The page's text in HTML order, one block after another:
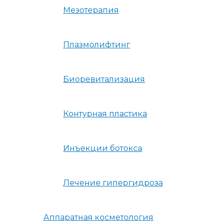
Мезотерапия
Плазмолифтинг
Биоревитализация
Контурная пластика
Инъекции ботокса
Лечение гипергидроза
Аппаратная косметология